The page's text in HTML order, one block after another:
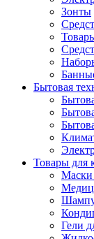
Зонты
Бытовая
Товары для
Маски
Гели